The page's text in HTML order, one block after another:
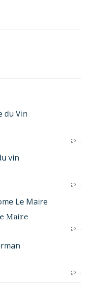
du Vin
vin
Le Maire